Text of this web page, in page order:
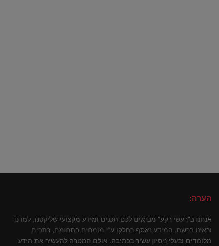
הערה:
אנחנו ב"רעשי רקע" מביאים לכם תכנים ומידע מקצועי שליקטנו, למדנו
וראינו ברשת. המידע נאסף בחלקו ע"י מומחים בתחומם, כתבים
מלומדים ובעלי ניסיון עשיר בכתיבה. אולם המטרה להעשיר את הידע